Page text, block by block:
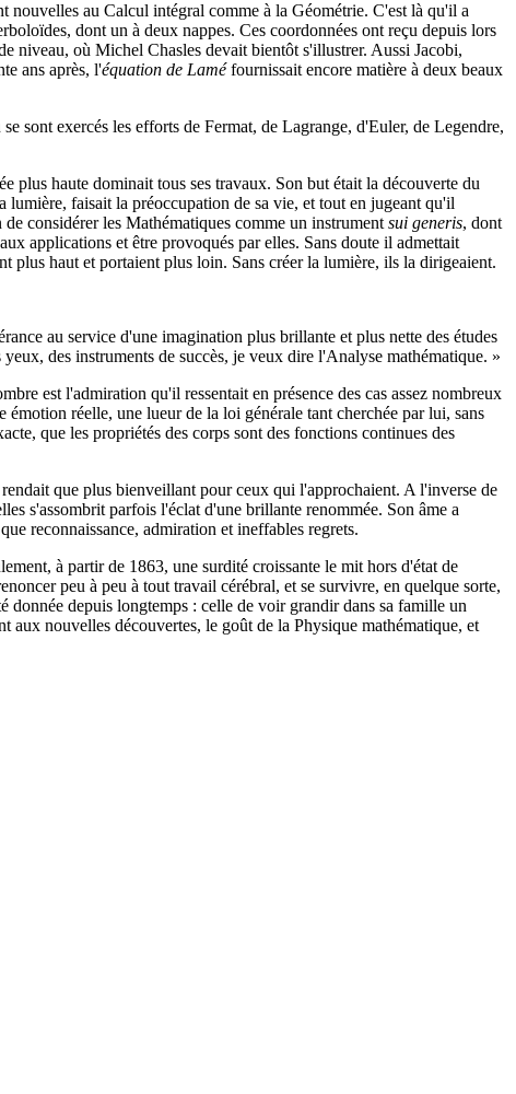
nouvelles au Calcul intégral comme à la Géométrie. C'est là qu'il a
dont un à deux nappes. Ces coordonnées ont reçu depuis lors
niveau, où Michel Chasles devait bientôt s'illustrer. Aussi Jacobi,
ans après, l'équation de Laméfournissait encore matière à deux beaux
sont exercés les efforts de Fermat, de Lagrange, d'Euler, de Legendre,
plus haute dominait tous ses travaux. Son but était la découverte du
faisait la préoccupation de sa vie, et tout en jugeant qu'il
considérer les Mathématiques comme un instrument sui generis, dont
applications et être provoqués par elles. Sans doute il admettait
plus haut et portaient plus loin. Sans créer la lumière, ils la dirigeaient.
au service d'une imagination plus brillante et plus nette des études
des instruments de succès, je veux dire l'Analyse mathématique. »
est l'admiration qu'il ressentait en présence des cas assez nombreux
réelle, une lueur de la loi générale tant cherchée par lui, sans
que les propriétés des corps sont des fonctions continues des
que plus bienveillant pour ceux qui l'approchaient. A l'inverse de
s'assombrit parfois l'éclat d'une brillante renommée. Son âme a
reconnaissance, admiration et ineffables regrets.
à partir de 1863, une surdité croissante le mit hors d'état de
peu à peu à tout travail cérébral, et se survivre, en quelque sorte,
depuis longtemps : celle de voir grandir dans sa famille un
nouvelles découvertes, le goût de la Physique mathématique, et